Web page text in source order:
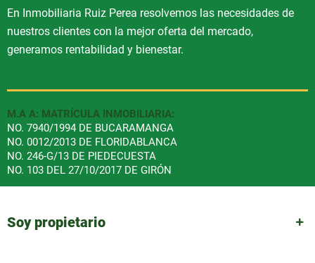
En Inmobiliaria Ruiz Perea resolvemos las necesidades de
nuestros clientes con la mejor oferta del mercado,
generamos rentabilidad y bienestar.
M.A A: MATRÍCULA INMOBILIARIA:
NO. 7940/1994 DE BUCARAMANGA
NO. 0012/2013 DE FLORIDABLANCA
NO. 246-G/13 DE PIEDECUESTA
NO. 103 DEL 27/10/2017 DE GIRÓN
Soy propietario